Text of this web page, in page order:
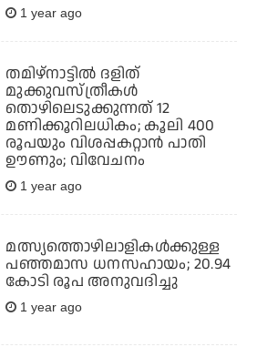
1 year ago
തമിഴ്നാട്ടില്‍ ദളിത്
മുക്കുവസ്ത്രീകള്‍
തൊഴിലെടുക്കുന്നത് 12
മണിക്കൂറിലധികം; കൂലി 400
രൂപയും വിശപ്പകറ്റാന്‍ പാതി
ഊണും; വിവേചനം
1 year ago
മത്സ്യത്തൊഴിലാളികള്‍ക്കുള്ള
പഞ്ഞമാസ ധനസഹായം; 20.94
കോടി രൂപ അനുവദിച്ചു
1 year ago